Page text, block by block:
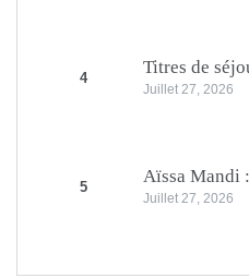
4
Titres de
Juillet 27, 2026
5
Aïssa Mandi
Juillet 27, 2026